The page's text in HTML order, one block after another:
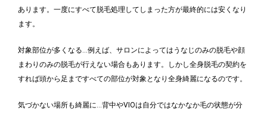
あります。一度にすべて脱毛処理してしまった方が最終的には安くなり
ます。
対象部位が多くなる…例えば、サロンによってはうなじのみの脱毛や顔
まわりのみの脱毛が行えない場合もあります。しかし全身脱毛の契約を
すれば頭から足まですべての部位が対象となり全身綺麗になるのです。
気づかない場所も綺麗に…背中やVIOは自分ではなかなか毛の状態が分